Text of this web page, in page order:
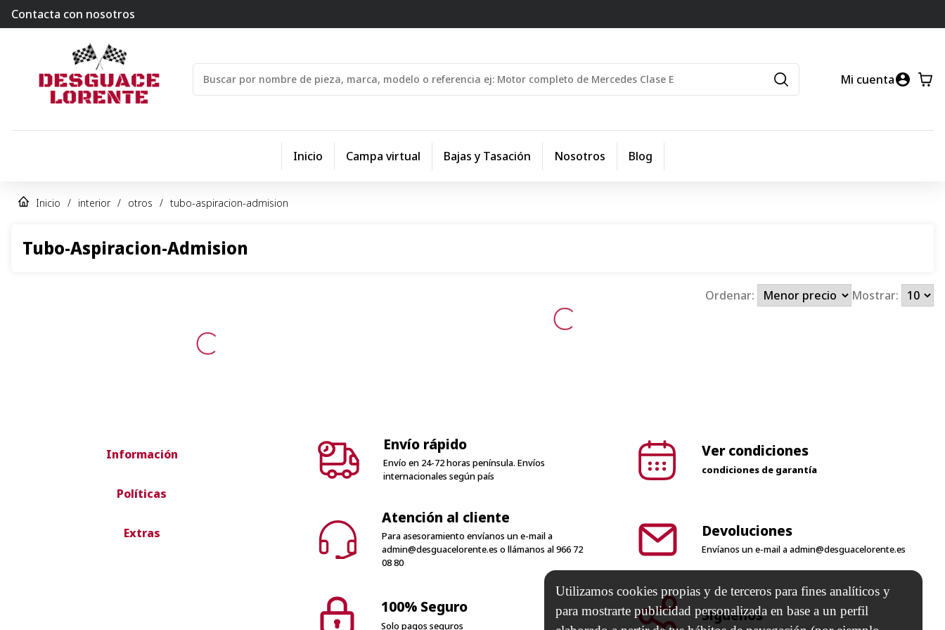
Contacta con nosotros
Mi cuenta
Inicio Campa virtual Bajas y Tasación Nosotros Blog
Inicio / interior / otros / tubo-aspiracion-admision
Tubo-Aspiracion-Admision
Ordenar: Mostrar:
Información
Políticas
Extras
Envío rápido
Envío en 24-72 horas península. Envíos
internacionales según país
Ver condiciones
condiciones de garantía
Atención al cliente
Para asesoramiento envíanos un e-mail a
admin@desguacelorente.es o llámanos al966 72
08 80
Devoluciones
Envíanos un e-mail aadmin@desguacelorente.es
100% Seguro
Solo pagos seguros
Síguenos
Utilizamos cookies propias y de terceros para fines analíticos y
para mostrarte publicidad personalizada en base a un perfil